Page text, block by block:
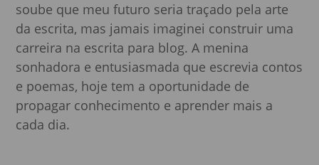
soube que meu futuro seria traçado pela arte
da escrita, mas jamais imaginei construir uma
carreira na escrita para blog. A menina
sonhadora e entusiasmada que escrevia contos
e poemas, hoje tem a oportunidade de
propagar conhecimento e aprender mais a
cada dia.